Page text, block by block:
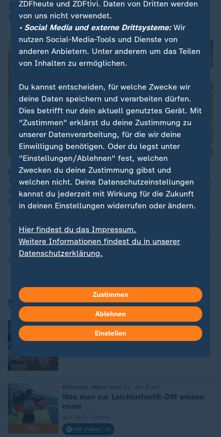
14,24 Metern, die Berlinerin hatte zuletzt bei der
Team-EM für einen deutschen Erfolg gesorgt.
Beim Flag Football kämpfen zehn Spieler um Punkte durch
Touchdown in der Endzone. Der Name kommt von den Bändern,
die sie an einem Hüftgurt tragen. Bei den Finals ist der Sport
erstmals dabei.
Mehr zu den Finals
Leichtathletik - Die Finals
Klosterhalfen verpasst WM-Norm
FAQ
Mihambo, Weber und Co. am Start
Was man zur Leichtathletik-DM wissen
muss
mit Video 1:40
ZDFheute und ZDFtivi. Daten von Dritten werden
von uns nicht verwendet.
• Social Media und externe Drittsysteme:Wir
nutzen Social-Media-Tools und Dienste von
anderen Anbietern. Unter anderem um das Teilen
von Inhalten zu ermöglichen.
Du kannst entscheiden, für welche Zwecke wir
deine Daten speichern und verarbeiten dürfen.
Dies betrifft nur dein aktuell genutztes Gerät. Mit
"Zustimmen" erklärst du deine Zustimmung zu
unserer Datenverarbeitung, für die wir deine
Einwilligung benötigen. Oder du legst unter
"Einstellungen/Ablehnen" fest, welchen
Zwecken du deine Zustimmung gibst und
welchen nicht. Deine Datenschutzeinstellungen
kannst du jederzeit mit Wirkung für die Zukunft
in deinen Einstellungen widerrufen oder ändern.
Hier findest du das Impressum.
Weitere Informationen findest du in unserer
Datenschutzerklärung.
Zustimmen
Ablehnen
Einstellen